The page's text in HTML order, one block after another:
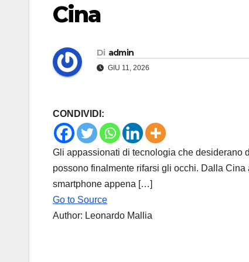
Cina
Di admin
GIU 11, 2026
CONDIVIDI:
Gli appassionati di tecnologia che desiderano
possono finalmente rifarsi gli occhi. Dalla
smartphone appena […]
Go to Source
Author: Leonardo Mallia